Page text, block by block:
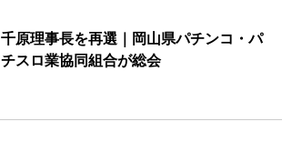
千原理事長を再選｜岡山県パチンコ・パ
チスロ業協同組合が総会